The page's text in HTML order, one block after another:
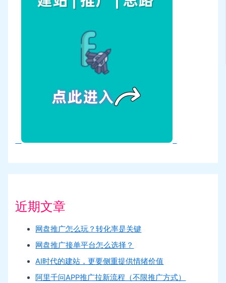
近期文章
网盘推广怎么玩？转化率是关键
网盘推广接单平台怎么选择？
AI时代的建站，更要侧重提供情绪价值
阿里千问APP推广拉新流程（不限推广方式）